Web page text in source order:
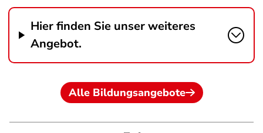
Hier finden Sie unser weiteres
Angebot.
Alle Bildungsangebote